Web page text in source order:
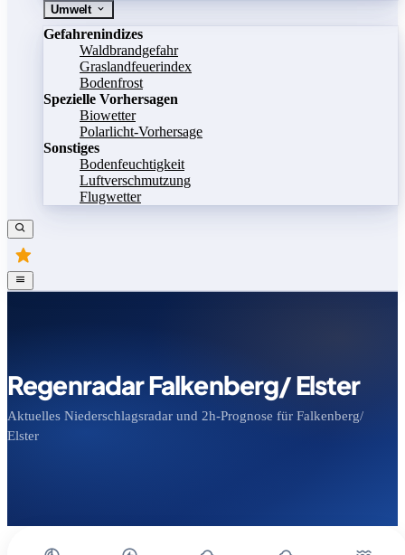
Umwelt
Gefahrenindizes
Waldbrandgefahr
Graslandfeuerindex
Bodenfrost
Spezielle Vorhersagen
Biowetter
Polarlicht-Vorhersage
Sonstiges
Bodenfeuchtigkeit
Luftverschmutzung
Flugwetter
Regenradar Falkenberg/ Elster
Aktuelles Niederschlagsradar und 2h-Prognose für Falkenberg/
Elster